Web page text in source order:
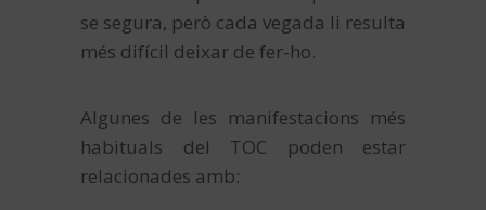
se segura, però cada vegada li resulta
més difícil deixar de fer-ho.
Algunes de les manifestacions més
habituals del TOC poden estar
relacionades amb: